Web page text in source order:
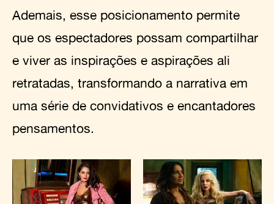
Ademais, esse posicionamento permite
que os espectadores possam compartilhar
e viver as inspirações e aspirações ali
retratadas, transformando a narrativa em
uma série de convidativos e encantadores
pensamentos.